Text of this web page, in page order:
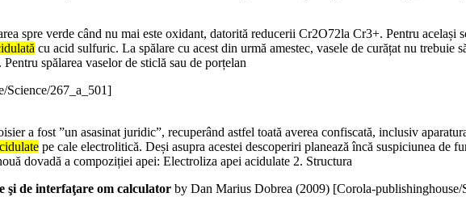
spre verde când nu mai este oxidant, datorită reducerii Cr2O72la Cr3+. Pentru același
cu acid sulfuric. La spălare cu acest din urmă amestec, vasele de curățat nu trebuie
spălarea vaselor de sticlă sau de porțelan
Science/267_a_501]
a fost ”un asasinat juridic”, recuperând astfel toată averea confiscată, inclusiv
pe cale electrolitică. Deși asupra acestei descoperiri planează încă suspiciunea de
dovadă a compoziției apei: Electroliza apei acidulate 2. Structura
şi de interfaţare om calculator by Dan Marius Dobrea (2009) [Corola-publishinghouse/